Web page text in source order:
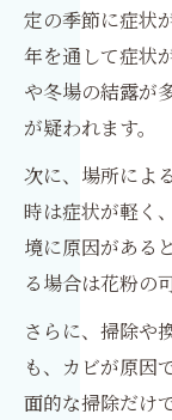
定の季節に症状
年を通して症状
や冬場の結露が
が疑われます。
次に、場所によ
時は症状が軽く
境に原因がある
る場合は花粉の
さらに、掃除や
も、カビが原因
面的な掃除だけ